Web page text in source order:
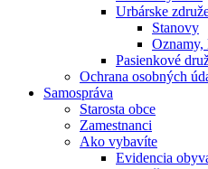
Urbárske
Stanovy
Pasienkové
Ochrana osobných
Samospráva
Starosta obce
Zamestnanci
Ako vybavíte
Evidencia